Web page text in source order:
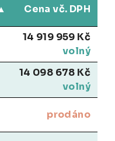
Cena vč. DPH
14 919 959 Kč
volný
14 098 678 Kč
volný
prodáno